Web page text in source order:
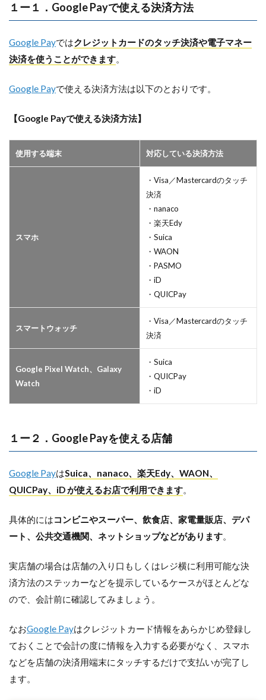
１ー１．Google Payで使える決済方法
Google Payではクレジットカードのタッチ決済や電子マネー
決済を使うことができます。
Google Payで使える決済方法は以下のとおりです。
【Google Payで使える決済方法】
使用する端末 対応している決済方法
スマホ
・Visa／Mastercardのタッチ
決済
・nanaco
・楽天Edy
・Suica
・WAON
・PASMO
・iD
・QUICPay
スマートウォッチ
・Visa／Mastercardのタッチ
決済
Google Pixel Watch、Galaxy
Watch
・Suica
・QUICPay
・iD
１ー２．Google Payを使える店舗
Google PayはSuica、nanaco、楽天Edy、WAON、
QUICPay、iD が使えるお店で利用できます。
具体的にはコンビニやスーパー、飲食店、家電量販店、デパ
ート、公共交通機関、ネットショップなどがあります。
実店舗の場合は店舗の入り口もしくはレジ横に利用可能な決
済方法のステッカーなどを提示しているケースがほとんどな
ので、会計前に確認してみましょう。
なおGoogle Payはクレジットカード情報をあらかじめ登録し
ておくことで会計の度に情報を入力する必要がなく、スマホ
などを店舗の決済用端末にタッチするだけで支払いが完了し
ます。